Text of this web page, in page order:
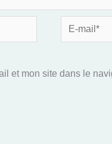
E-
mail*
et mon site dans le